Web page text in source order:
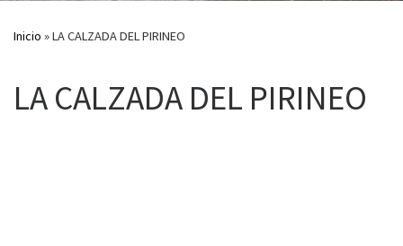
Inicio »LA CALZADA DEL PIRINEO
LA CALZADA DEL PIRINEO